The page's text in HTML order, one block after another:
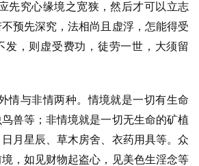
先究心缘境之宽狭，然后才可以立志
预先深究，法相尚且虚浮，怎能得受
发，则虚受费功，徒劳一世，大须留
情与非情两种。情境就是一切有生命
兽等；非情境就是一切无生命的矿植
月星辰、草木房舍、衣药用具等。众
，如见财物起盗心，见美色生淫念等